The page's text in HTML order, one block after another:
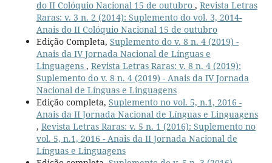
do II Colóquio Nacional 15 de outubro , Revista Letras
Raras: v. 3 n. 2 (2014): Suplemento do vol. 3, 2014-
Anais do II Colóquio Nacional 15 de outubro
Edição Completa, Suplemento do v. 8 n. 4 (2019) -
Anais da IV Jornada Nacional de Línguas e
Linguagens , Revista Letras Raras: v. 8 n. 4 (2019):
Suplemento do v. 8 n. 4 (2019) - Anais da IV Jornada
Nacional de Línguas e Linguagens
Edição completa, Suplemento no vol. 5, n.1, 2016 -
Anais da II Jornada Nacional de Línguas e Linguagens
, Revista Letras Raras: v. 5 n. 1 (2016): Suplemento no
vol. 5, n.1, 2016 - Anais da II Jornada Nacional de
Línguas e Linguagens